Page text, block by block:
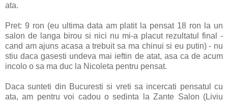
ata.
Pret: 9 ron (eu ultima data am platit la pensat 18 ron la un
salon de langa birou si nici nu mi-a placut rezultatul final -
cand am ajuns acasa a trebuit sa ma chinui si eu putin) - nu
stiu daca gasesti undeva mai ieftin de atat, asa ca de acum
incolo o sa ma duc la Nicoleta pentru pensat.
Daca sunteti din Bucuresti si vreti sa incercati pensatul cu
ata, am pentru voi cadou o sedinta la Zante Salon (Liviu